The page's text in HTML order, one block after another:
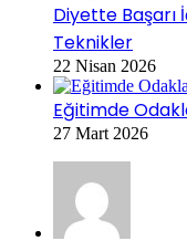
Diyette Başarı
Teknikler
22 Nisan 2026
Eğitimde
27 Mart 2026